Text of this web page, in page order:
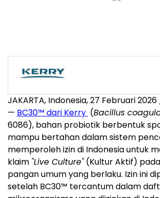
JAKARTA, Indonesia, 27 Februari
— BC30™ dari Kerry (Bacillus
6086), bahan probiotik berbentuk
mampu bertahan dalam sistem
memperoleh izin di Indonesia untuk
klaim "Live Culture"(Kultur Aktif)
pangan umum yang berlaku. Izin ini
setelah BC30™ tercantum dalam